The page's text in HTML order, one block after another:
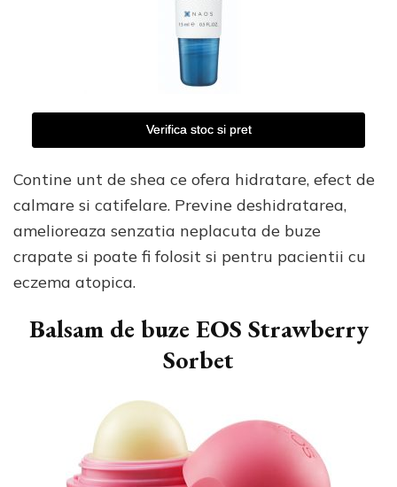
Verifica stoc si pret
Contine unt de shea ce ofera hidratare, efect de
calmare si catifelare. Previne deshidratarea,
amelioreaza senzatia neplacuta de buze
crapate si poate fi folosit si pentru pacientii cu
eczema atopica.
Balsam de buze EOS Strawberry
Sorbet